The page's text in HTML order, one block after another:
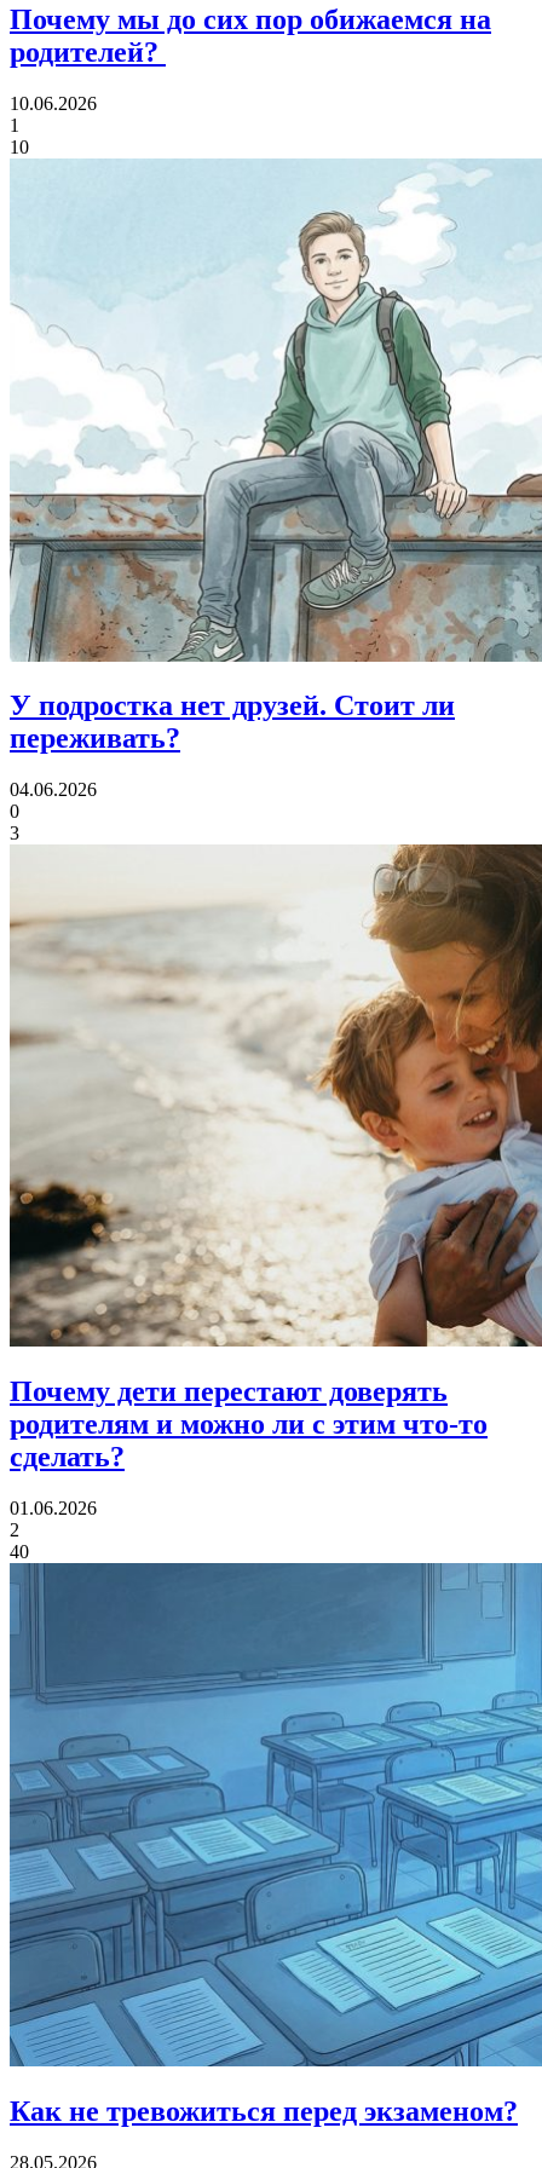
Почему мы до сих пор обижаемся на
родителей?
10.06.2026
1
10
У подростка нет друзей. Стоит ли
переживать?
04.06.2026
0
3
Почему дети перестают доверять
родителям и можно ли с этим что-то
сделать?
01.06.2026
2
40
Как не тревожиться перед экзаменом?
28.05.2026